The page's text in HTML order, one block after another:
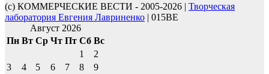
(с) КОММЕРЧЕСКИЕ ВЕСТИ - 2005-2026 | Творческая
лаборатория Евгения Лавриненко | 015BE
Август 2026
Пн Вт Ср Чт Пт Сб Вс
1
2
3
4 5 6 7 8
9